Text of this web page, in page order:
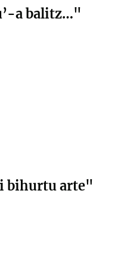
a balitz…"
bihurtu arte"